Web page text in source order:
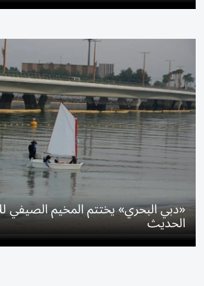
«دبي البحري» يختتم المخيم الصيفي
الحديث